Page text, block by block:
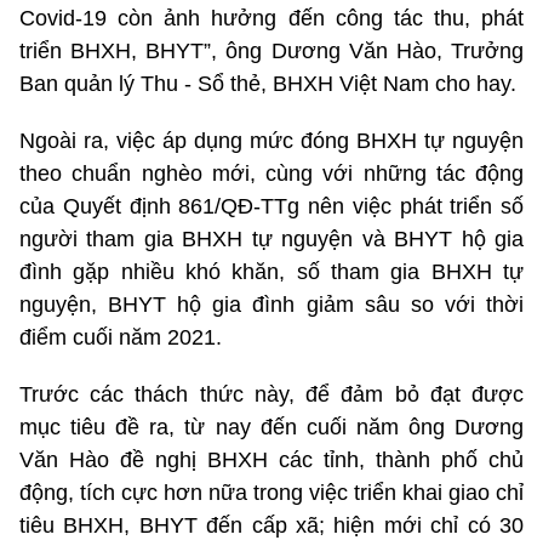
Covid-19 còn ảnh hưởng đến công tác thu, phát
triển BHXH, BHYT”, ông Dương Văn Hào, Trưởng
Ban quản lý Thu - Sổ thẻ, BHXH Việt Nam cho hay.
Ngoài ra, việc áp dụng mức đóng BHXH tự nguyện
theo chuẩn nghèo mới, cùng với những tác động
của Quyết định 861/QĐ-TTg nên việc phát triển số
người tham gia BHXH tự nguyện và BHYT hộ gia
đình gặp nhiều khó khăn, số tham gia BHXH tự
nguyện, BHYT hộ gia đình giảm sâu so với thời
điểm cuối năm 2021.
Trước các thách thức này, để đảm bỏ đạt được
mục tiêu đề ra, từ nay đến cuối năm ông Dương
Văn Hào đề nghị BHXH các tỉnh, thành phố chủ
động, tích cực hơn nữa trong việc triển khai giao chỉ
tiêu BHXH, BHYT đến cấp xã; hiện mới chỉ có 30